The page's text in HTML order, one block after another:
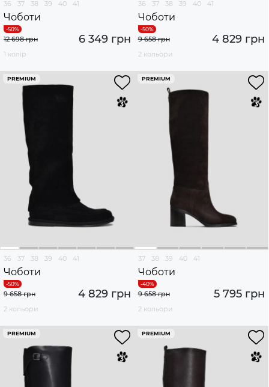
36 37 38 39 40 41
Чоботи
6 349 грн
12 698 грн
1 колір
36 37 38 39 40 41
Чоботи
4 829 грн
9 658 грн
2 кольори
PREMIUM
36 37 38 39 40 41
Чоботи
4 829 грн
9 658 грн
2 кольори
PREMIUM
37 38 39 40 41
Чоботи
5 795 грн
9 658 грн
2 кольори
PREMIUM PREMIUM